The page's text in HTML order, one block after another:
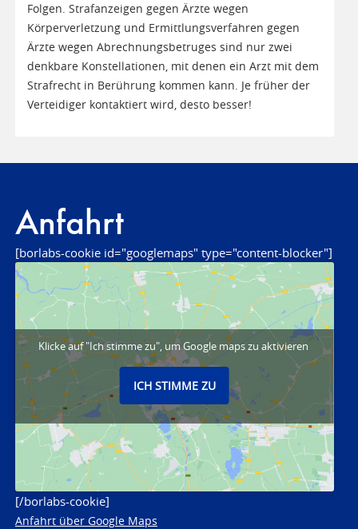
Folgen. Strafanzeigen gegen Ärzte wegen
Körperverletzung und Ermittlungsverfahren gegen
Ärzte wegen Abrechnungsbetruges sind nur zwei
denkbare Konstellationen, mit denen ein Arzt mit dem
Strafrecht in Berührung kommen kann. Je früher der
Verteidiger kontaktiert wird, desto besser!
Anfahrt
[borlabs-cookie id="googlemaps" type="content-blocker"]
Klicke auf "Ich stimme zu", um Google maps zu aktivieren
ICH STIMME ZU
[/borlabs-cookie]
Anfahrt über Google Maps